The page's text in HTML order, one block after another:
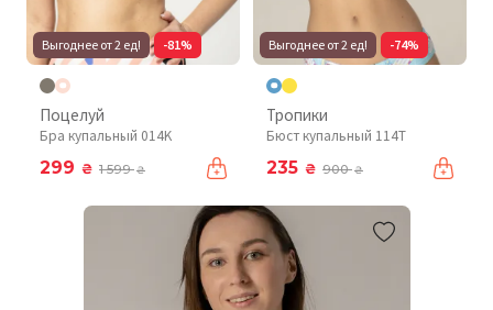
Выгоднее от 2 ед! -81%
Поцелуй
Бра купальный 014K
299 ₴ 1 599₴
Выгоднее от 2 ед! -74%
Тропики
Бюст купальный 114T
235 ₴ 900₴